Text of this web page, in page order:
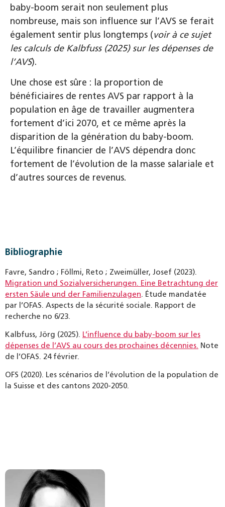
baby-boom serait non seulement plus
nombreuse, mais son influence sur l’AVS se ferait
également sentir plus longtemps (voir à ce sujet
les calculs de Kalbfuss (2025) sur les dépenses de
l’AVS).
Une chose est sûre : la proportion de
bénéficiaires de rentes AVS par rapport à la
population en âge de travailler augmentera
fortement d’ici 2070, et ce même après la
disparition de la génération du baby-boom.
L’équilibre financier de l’AVS dépendra donc
fortement de l’évolution de la masse salariale et
d’autres sources de revenus.
Bibliographie
Favre, Sandro ; Föllmi, Reto ; Zweimüller, Josef (2023).
Migration und Sozialversicherungen. Eine Betrachtung der
ersten Säule und der Familienzulagen. Étude mandatée
par l’OFAS. Aspects de la sécurité sociale. Rapport de
recherche no 6/23.
Kalbfuss, Jörg (2025). L’influence du baby-boom sur les
dépenses de l’AVS au cours des prochaines décennies. Note
de l’OFAS. 24 février.
OFS (2020). Les scénarios de l’évolution de la population de
la Suisse et des cantons 2020-2050.